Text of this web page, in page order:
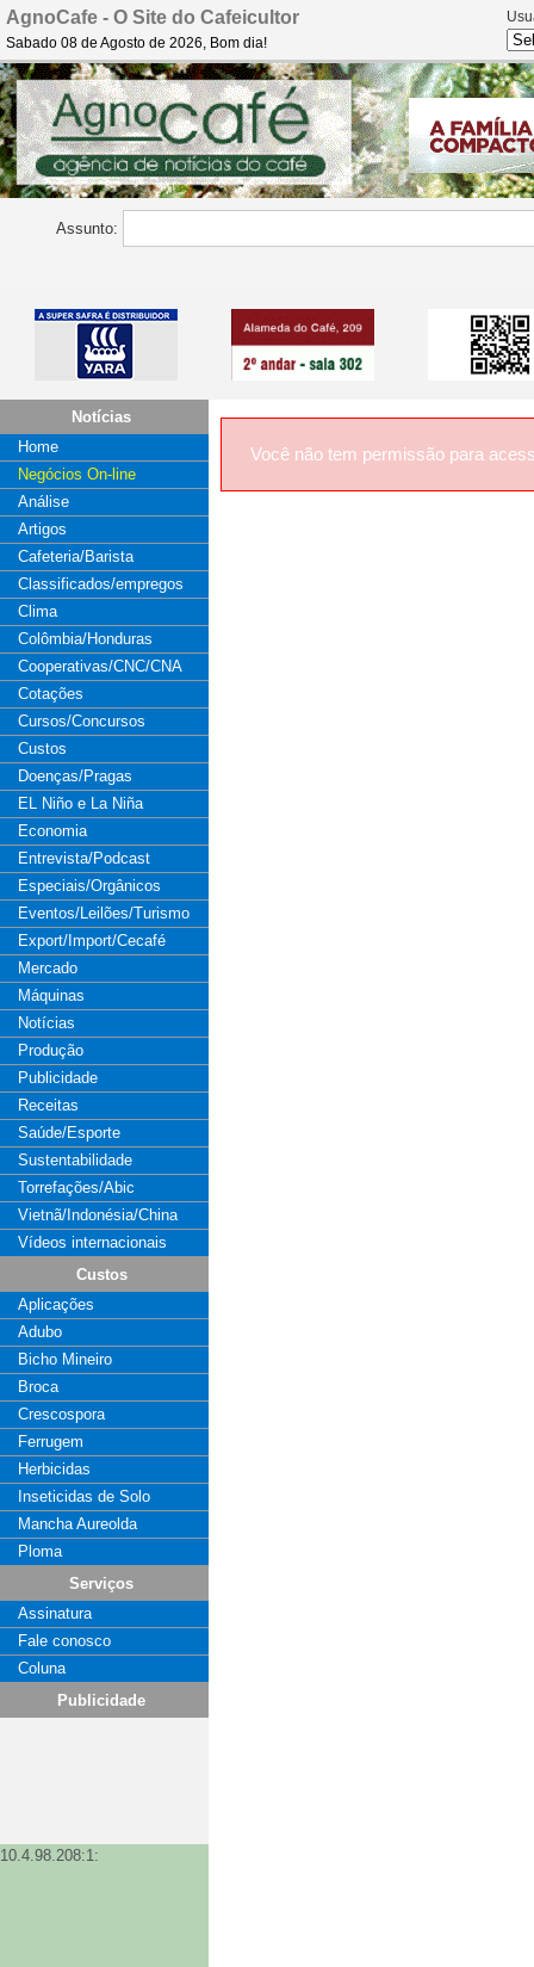
AgnoCafe - O Site do Cafeicultor
Sabado 08 de Agosto de 2026, Bom dia!
Assunto:
Notícias
Home
Negócios On-line
Análise
Artigos
Cafeteria/Barista
Classificados/empregos
Clima
Colômbia/Honduras
Cooperativas/CNC/CNA
Cotações
Cursos/Concursos
Custos
Doenças/Pragas
EL Niño e La Niña
Economia
Entrevista/Podcast
Especiais/Orgânicos
Eventos/Leilões/Turismo
Export/Import/Cecafé
Mercado
Máquinas
Notícias
Produção
Publicidade
Receitas
Saúde/Esporte
Sustentabilidade
Torrefações/Abic
Vietnã/Indonésia/China
Vídeos internacionais
Custos
Aplicações
Adubo
Bicho Mineiro
Broca
Crescospora
Ferrugem
Herbicidas
Inseticidas de Solo
Mancha Aureolda
Ploma
Serviços
Assinatura
Fale conosco
Coluna
Publicidade
10.4.98.208:1:
Você não tem permissão para